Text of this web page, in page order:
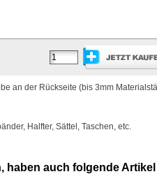
an der Rückseite (bis 3mm
Halfter, Sättel, Taschen, etc.
haben auch folgende Artikel